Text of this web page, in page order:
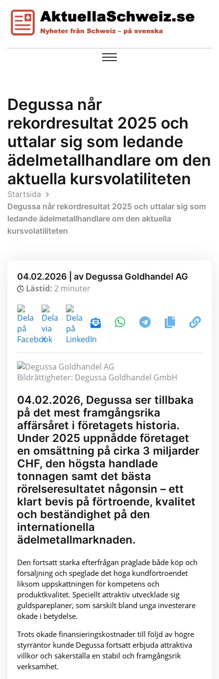
Degussa når
rekordresultat 2025 och
uttalar sig som ledande
ädelmetallhandlare om den
aktuella kursvolatiliteten
Startsida
Degussa når rekordresultat 2025 och uttalar sig som
ledande ädelmetallhandlare om den aktuella
kursvolatiliteten
04.02.2026 | av Degussa Goldhandel AG
Lästid: 2 minuter
Bildrättigheter: Degussa Goldhandel GmbH
04.02.2026, Degussa ser tillbaka
på det mest framgångsrika
affärsåret i företagets historia.
Under 2025 uppnådde företaget
en omsättning på cirka 3 miljarder
CHF, den högsta handlade
tonnagen samt det bästa
rörelseresultatet någonsin – ett
klart bevis på förtroende, kvalitet
och beständighet på den
internationella
ädelmetallmarknaden.
Den fortsatt starka efterfrågan präglade både köp och
försäljning och speglade det höga kundförtroendet
liksom uppskattningen för kompetens och
produktkvalitet. Speciellt attraktiv utvecklade sig
guldspareplaner, som särskilt bland unga investerare
ökade i betydelse.
Trots ökade finansieringskostnader till följd av högre
styrräntor kunde Degussa fortsatt erbjuda attraktiva
villkor och säkerställa en stabil och framgångsrik
verksamhet.